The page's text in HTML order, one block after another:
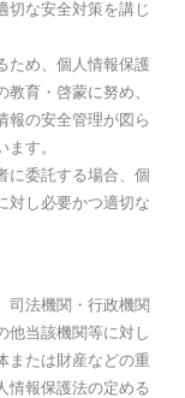
切な安全対策を講じ
ため、個人情報保護
育・啓蒙に努め、
報の安全管理が図ら
ます。
に委託する場合、個
対し必要かつ適切な
司法機関・行政機関
他当該機関等に対し
または財産などの重
情報保護法の定める